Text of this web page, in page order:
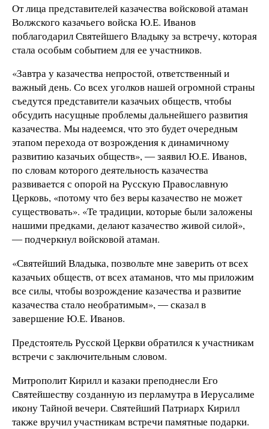
От лица представителей казачества войсковой атаман
Волжского казачьего войска Ю.Е. Иванов
поблагодарил Святейшего Владыку за встречу, которая
стала особым событием для ее участников.
«Завтра у казачества непростой, ответственный и
важный день. Со всех уголков нашей огромной страны
съедутся представители казачьих обществ, чтобы
обсудить насущные проблемы дальнейшего развития
казачества. Мы надеемся, что это будет очередным
этапом перехода от возрождения к динамичному
развитию казачьих обществ», ― заявил Ю.Е. Иванов,
по словам которого деятельность казачества
развивается с опорой на Русскую Православную
Церковь, «потому что без веры казачество не может
существовать». «Те традиции, которые были заложены
нашими предками, делают казачество живой силой»,
― подчеркнул войсковой атаман.
«Святейший Владыка, позвольте мне заверить от всех
казачьих обществ, от всех атаманов, что мы приложим
все силы, чтобы возрождение казачества и развитие
казачества стало необратимым», ― сказал в
завершение Ю.Е. Иванов.
Предстоятель Русской Церкви обратился к участникам
встречи с заключительным словом.
Митрополит Кирилл и казаки преподнесли Его
Святейшеству созданную из перламутра в Иерусалиме
икону Тайной вечери. Святейший Патриарх Кирилл
также вручил участникам встречи памятные подарки.